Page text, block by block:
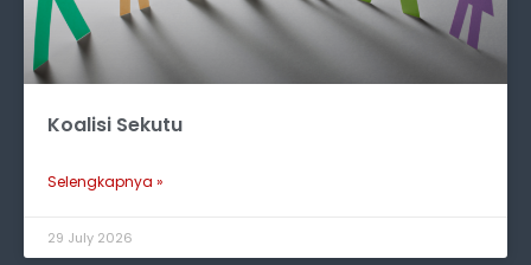
Koalisi Sekutu
Selengkapnya »
29 July 2026